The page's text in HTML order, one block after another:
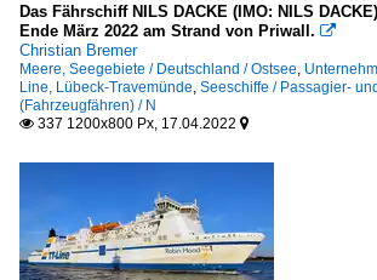
Das Fährschiff NILS DACKE (IMO: NILS
Ende März 2022 am Strand von Priwall. 
Christian Bremer
Meere, Seegebiete / Deutschland / Ostsee,
Line, Lübeck-Travemünde, Seeschiffe / Passagier-
(Fahrzeugfähren) / N
 337 1200x800 Px, 17.04.2022 